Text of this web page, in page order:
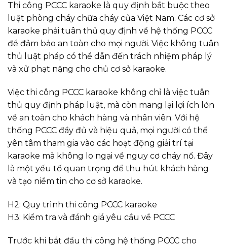
Thi công PCCC karaoke là quy định bắt buộc theo
luật phòng cháy chữa cháy của Việt Nam. Các cơ sở
karaoke phải tuân thủ quy định về hệ thống PCCC
để đảm bảo an toàn cho mọi người. Việc không tuân
thủ luật pháp có thể dẫn đến trách nhiệm pháp lý
và xử phạt nặng cho chủ cơ sở karaoke.
Việc thi công PCCC karaoke không chỉ là việc tuân
thủ quy định pháp luật, mà còn mang lại lợi ích lớn
về an toàn cho khách hàng và nhân viên. Với hệ
thống PCCC đầy đủ và hiệu quả, mọi người có thể
yên tâm tham gia vào các hoạt động giải trí tại
karaoke mà không lo ngại về nguy cơ cháy nổ. Đây
là một yếu tố quan trọng để thu hút khách hàng
và tạo niềm tin cho cơ sở karaoke.
H2: Quy trình thi công PCCC karaoke
H3: Kiểm tra và đánh giá yêu cầu về PCCC
Trước khi bắt đầu thi công hệ thống PCCC cho